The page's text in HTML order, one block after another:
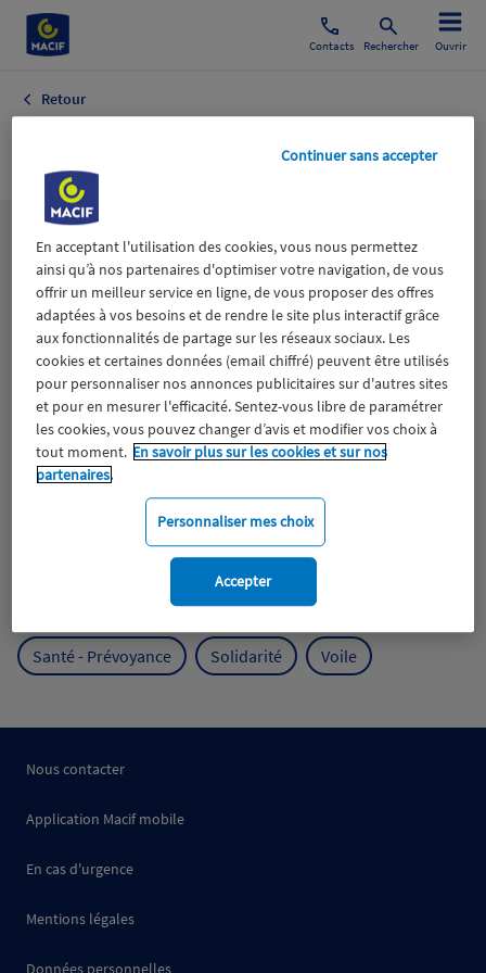
Contacts Rechercher Ouvrir
Retour
FEMMESDESPORT.FR
Lesthématiques
Aidants Catastrophes naturelles Climat
ESS
Expérience clients Fondation Macif Jeunesse
Mobilité
Protection de l'environnement
Protection des océans Prévention
Santé - Prévoyance Solidarité Voile
Nous contacter
Application Macif mobile
En cas d'urgence
Mentions légales
Données personnelles
En acceptant l'utilisation des cookies, vous nous permettez
ainsi qu’à nos partenaires d'optimiser votre navigation, de vous
offrir un meilleur service en ligne, de vous proposer des offres
adaptées à vos besoins et de rendre le site plus interactif grâce
aux fonctionnalités de partage sur les réseaux sociaux. Les
cookies et certaines données (email chiffré) peuvent être utilisés
pour personnaliser nos annonces publicitaires sur d'autres sites
et pour en mesurer l'efficacité. Sentez-vous libre de paramétrer
les cookies, vous pouvez changer d’avis et modifier vos choix à
tout moment. En savoir plus sur les cookies et sur nos
partenaires.
Personnaliser mes choix
Continuer sans accepter
Accepter